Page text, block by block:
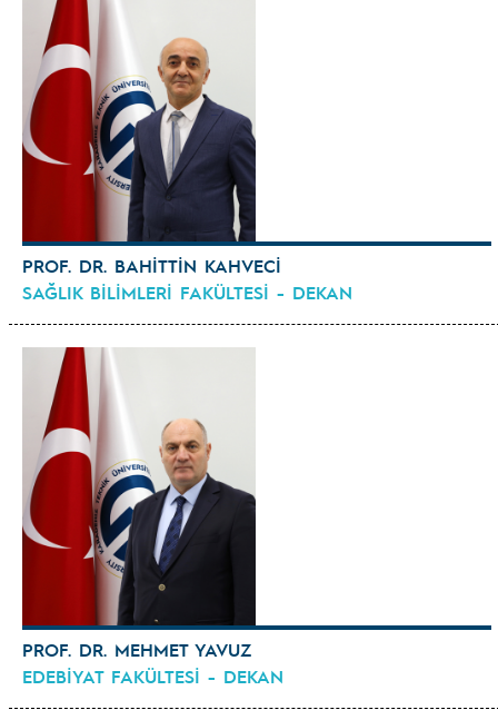
PROF. DR. BAHİTTİN KAHVECİ
SAĞLIK BİLİMLERİ FAKÜLTESİ - DEKAN
PROF. DR. MEHMET YAVUZ
EDEBİYAT FAKÜLTESİ - DEKAN